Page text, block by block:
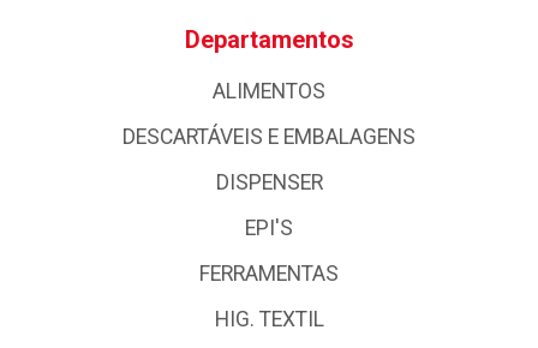
Departamentos
ALIMENTOS
DESCARTÁVEIS E EMBALAGENS
DISPENSER
EPI'S
FERRAMENTAS
HIG. TEXTIL